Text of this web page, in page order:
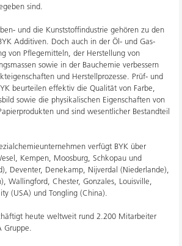
sind.
und die Kunststoffindustrie gehören zu den
Additiven. Doch auch in der Öl- und Gas-
von Pflegemitteln, der Herstellung von
sowie in der Bauchemie verbessern
und Herstellprozesse. Prüf- und
beurteilen effektiv die Qualität von Farbe,
sowie die physikalischen Eigenschaften von
und sind wesentlicher Bestandteil
verfügt BYK über
Kempen, Moosburg, Schkopau und
Deventer, Denekamp, Nijverdal (Niederlande),
Wallingford, Chester, Gonzales, Louisville,
(USA) und Tongling (China).
heute weltweit rund 2.200 Mitarbeiter